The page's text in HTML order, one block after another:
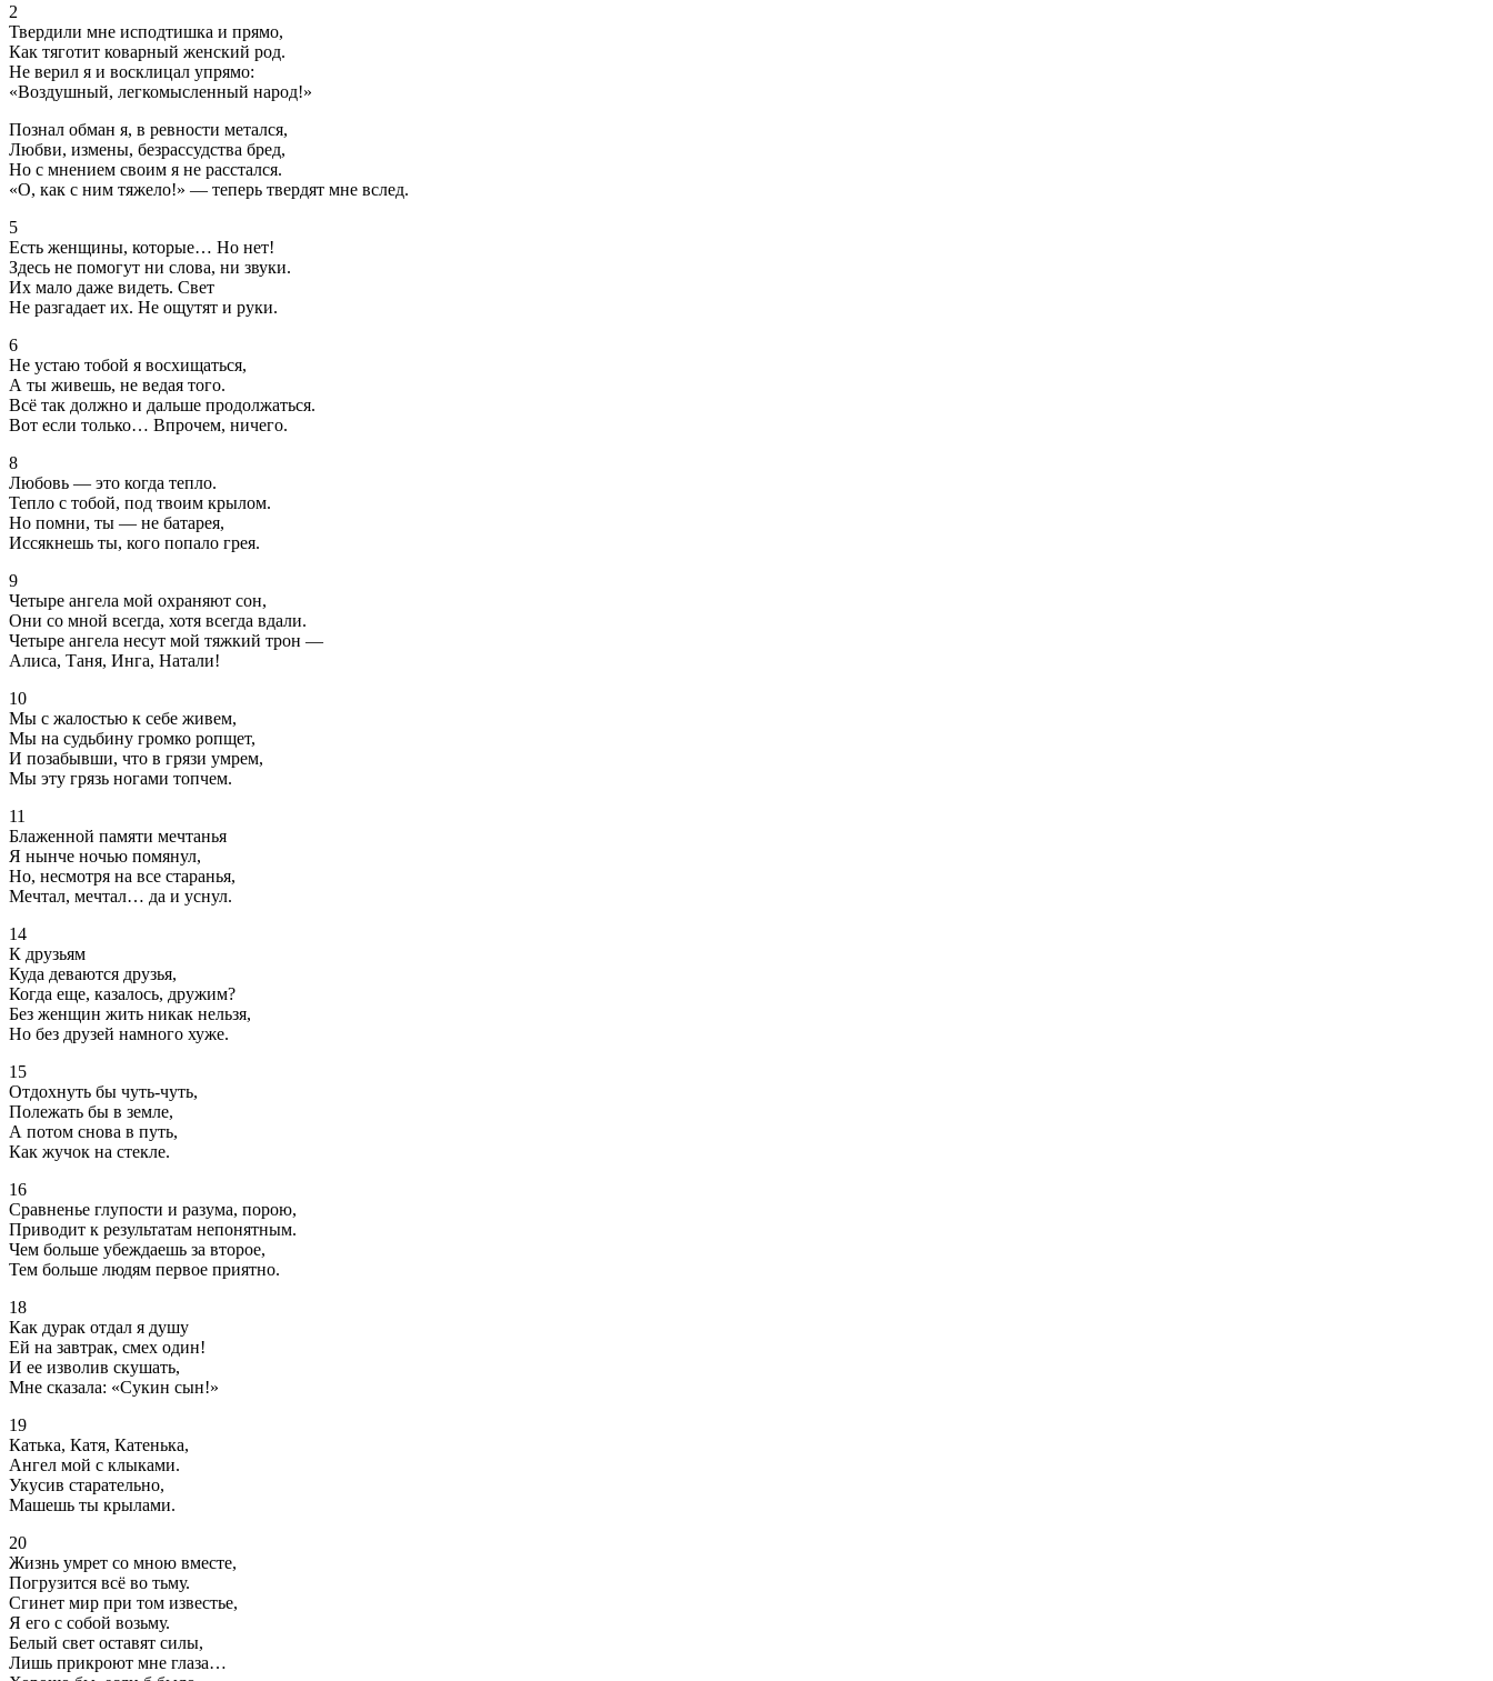
2
Твердили мне исподтишка и прямо,
Как тяготит коварный женский род.
Не верил я и восклицал упрямо:
«Воздушный, легкомысленный народ!»
Познал обман я, в ревности метался,
Любви, измены, безрассудства бред,
Но с мнением своим я не расстался.
«О, как с ним тяжело!» — теперь твердят мне вслед.
5
Есть женщины, которые… Но нет!
Здесь не помогут ни слова, ни звуки.
Их мало даже видеть. Свет
Не разгадает их. Не ощутят и руки.
6
Не устаю тобой я восхищаться,
А ты живешь, не ведая того.
Всё так должно и дальше продолжаться.
Вот если только… Впрочем, ничего.
8
Любовь — это когда тепло.
Тепло с тобой, под твоим крылом.
Но помни, ты — не батарея,
Иссякнешь ты, кого попало грея.
9
Четыре ангела мой охраняют сон,
Они со мной всегда, хотя всегда вдали.
Четыре ангела несут мой тяжкий трон —
Алиса, Таня, Инга, Натали!
10
Мы с жалостью к себе живем,
Мы на судьбину громко ропщет,
И позабывши, что в грязи умрем,
Мы эту грязь ногами топчем.
11
Блаженной памяти мечтанья
Я нынче ночью помянул,
Но, несмотря на все старанья,
Мечтал, мечтал… да и уснул.
14
К друзьям
Куда деваются друзья,
Когда еще, казалось, дружим?
Без женщин жить никак нельзя,
Но без друзей намного хуже.
15
Отдохнуть бы чуть-чуть,
Полежать бы в земле,
А потом снова в путь,
Как жучок на стекле.
16
Сравненье глупости и разума, порою,
Приводит к результатам непонятным.
Чем больше убеждаешь за второе,
Тем больше людям первое приятно.
18
Как дурак отдал я душу
Ей на завтрак, смех один!
И ее изволив скушать,
Мне сказала: «Сукин сын!»
19
Катька, Катя, Катенька,
Ангел мой с клыками.
Укусив старательно,
Машешь ты крылами.
20
Жизнь умрет со мною вместе,
Погрузится всё во тьму.
Сгинет мир при том известье,
Я его с собой возьму.
Белый свет оставят силы,
Лишь прикроют мне глаза…